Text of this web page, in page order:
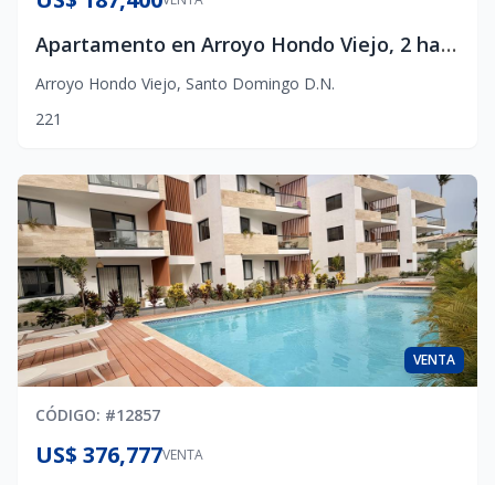
Apartamento en Arroyo Hondo Viejo, 2 habitaciones y área social
Arroyo Hondo Viejo, Santo Domingo D.N.
221
VENTA
CÓDIGO: #12857
VENTA
US$ 376,777